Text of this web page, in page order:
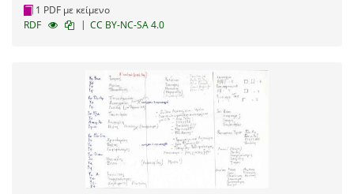
1 PDF με κείμενο
RDF
| CC BY-NC-SA 4.0